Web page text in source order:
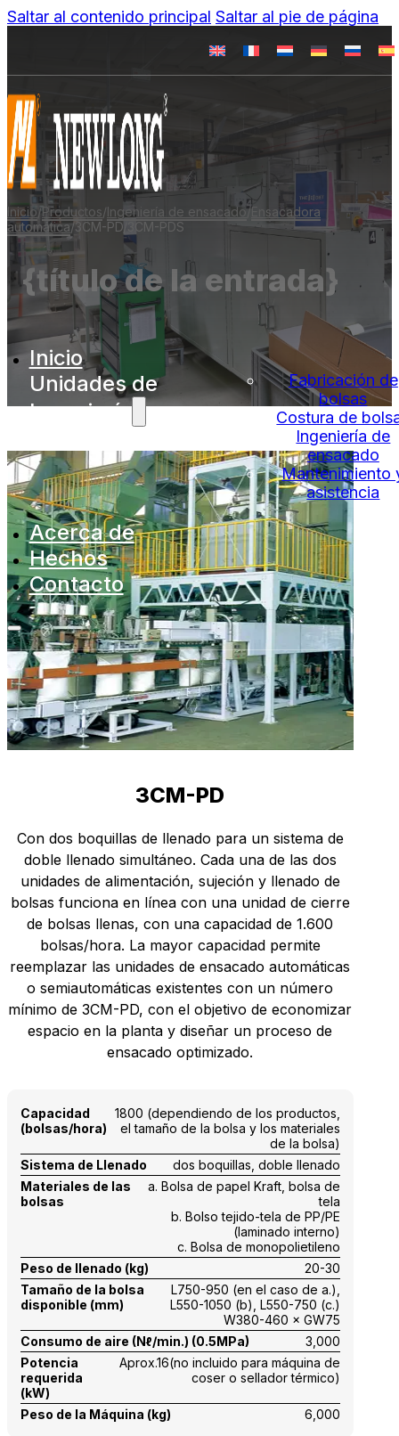
Saltar al contenido principal Saltar al pie de página
Inicio
Unidades de
Ingeniería
Fabricación de
bolsas
Costura de
Ingeniería de
ensacado
Mantenimiento
asistencia
Acerca de
Hechos
Contacto
Inicio/Productos/Ingeniería de ensacado/Ensacadora
automática/3CM-PD/3CM-PDS
{título de la entrada}
3CM-PD
Con dos boquillas de llenado para un sistema de
doble llenado simultáneo. Cada una de las dos
unidades de alimentación, sujeción y llenado de
bolsas funciona en línea con una unidad de cierre
de bolsas llenas, con una capacidad de 1.600
bolsas/hora. La mayor capacidad permite
reemplazar las unidades de ensacado automáticas
o semiautomáticas existentes con un número
mínimo de 3CM-PD, con el objetivo de economizar
espacio en la planta y diseñar un proceso de
ensacado optimizado.
Capacidad
(bolsas/hora)
1800 (dependiendo de los productos,
el tamaño de la bolsa y los materiales
de la bolsa)
Sistema de Llenado
dos boquillas, doble llenado
Materiales de las
bolsas
a. Bolsa de papel Kraft, bolsa de
tela
b. Bolso tejido-tela de PP/PE
(laminado interno)
c. Bolsa de monopolietileno
Peso de llenado (kg)
20-30
Tamaño de la bolsa
disponible (mm)
L750-950 (en el caso de a.),
L550-1050 (b), L550-750 (c.)
W380-460 × GW75
Consumo de aire (Nℓ/min.) (0.5MPa)
3,000
Potencia
requerida
(kW)
Aprox.16(no incluido para máquina de
coser o sellador térmico)
Peso de la Máquina (kg) 6,000